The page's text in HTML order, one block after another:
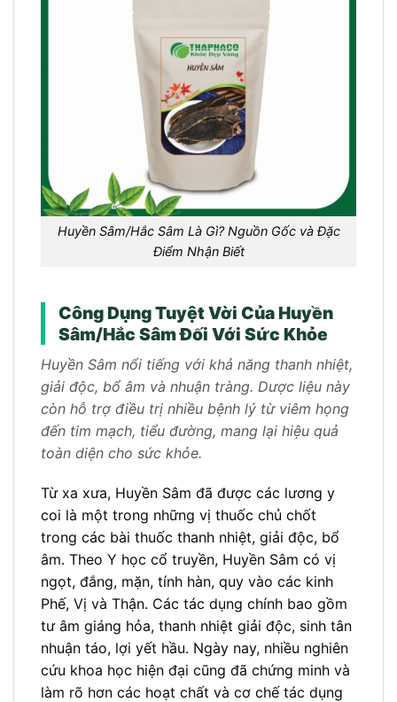
Huyền Sâm/Hắc Sâm Là Gì? Nguồn Gốc và Đặc
Điểm Nhận Biết
Công Dụng Tuyệt Vời Của Huyền
Sâm/Hắc Sâm Đối Với Sức Khỏe
Huyền Sâm nổi tiếng với khả năng thanh nhiệt,
giải độc, bổ âm và nhuận tràng. Dược liệu này
còn hỗ trợ điều trị nhiều bệnh lý từ viêm họng
đến tim mạch, tiểu đường, mang lại hiệu quả
toàn diện cho sức khỏe.
Từ xa xưa, Huyền Sâm đã được các lương y
coi là một trong những vị thuốc chủ chốt
trong các bài thuốc thanh nhiệt, giải độc, bổ
âm. Theo Y học cổ truyền, Huyền Sâm có vị
ngọt, đắng, mặn, tính hàn, quy vào các kinh
Phế, Vị và Thận. Các tác dụng chính bao gồm
tư âm giáng hỏa, thanh nhiệt giải độc, sinh tân
nhuận táo, lợi yết hầu. Ngày nay, nhiều nghiên
cứu khoa học hiện đại cũng đã chứng minh và
làm rõ hơn các hoạt chất và cơ chế tác dụng